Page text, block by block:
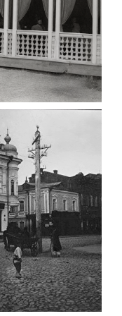
1947
(1945-
comment